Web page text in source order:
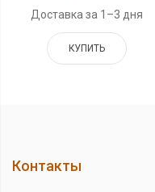
Доставка за 1–3 дня
КУПИТЬ
Контакты